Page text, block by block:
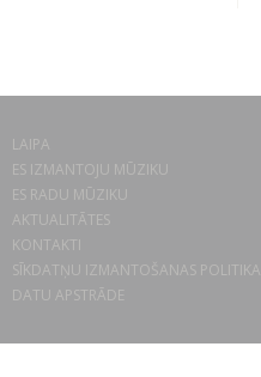
LAIPA
ES IZMANTOJU MŪZIKU
ES RADU MŪZIKU
AKTUALITĀTES
KONTAKTI
SĪKDATŅU IZMANTOŠANAS POLITIKA
DATU APSTRĀDE